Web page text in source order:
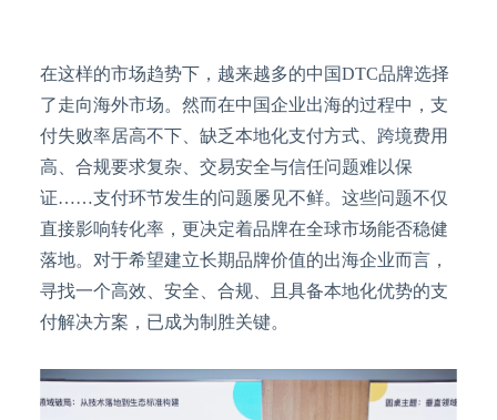
在这样的市场趋势下，越来越多的中国DTC品牌选择
了走向海外市场。然而在中国企业出海的过程中，支
付失败率居高不下、缺乏本地化支付方式、跨境费用
高、合规要求复杂、交易安全与信任问题难以保
证……支付环节发生的问题屡见不鲜。这些问题不仅
直接影响转化率，更决定着品牌在全球市场能否稳健
落地。对于希望建立长期品牌价值的出海企业而言，
寻找一个高效、安全、合规、且具备本地化优势的支
付解决方案，已成为制胜关键。